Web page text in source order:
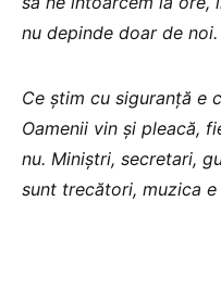
nu depinde doar de noi.
Ce știm cu siguranță e
Oamenii vin și pleacă,
nu. Miniștri, secretari,
sunt trecători, muzica e